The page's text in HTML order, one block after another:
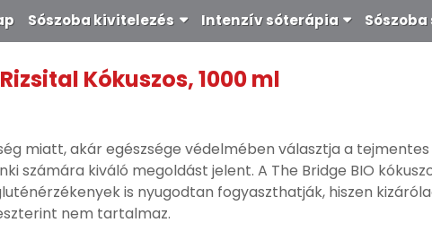
Sószoba kivitelezés Intenzív sóterápia
Kókuszos, 1000 ml
miatt, akár egészsége védelmében választja a
számára kiváló megoldást jelent. A The Bridge BIO
is nyugodtan fogyaszthatják, hiszen
nem tartalmaz.